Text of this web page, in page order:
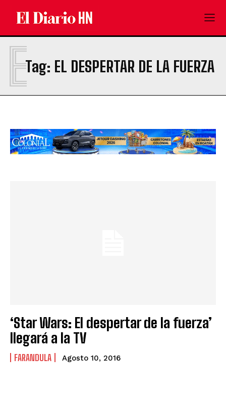
Tag: EL DESPERTAR DE LA FUERZA
E
‘Star Wars: El despertar de la fuerza’
llegará a la TV
FARANDULA Agosto 10, 2016